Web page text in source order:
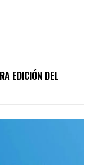
EDICIÓN DEL